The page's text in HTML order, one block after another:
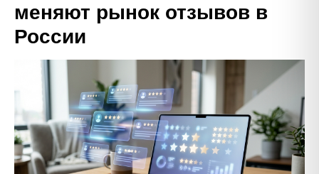
меняют рынок отзывов в
России